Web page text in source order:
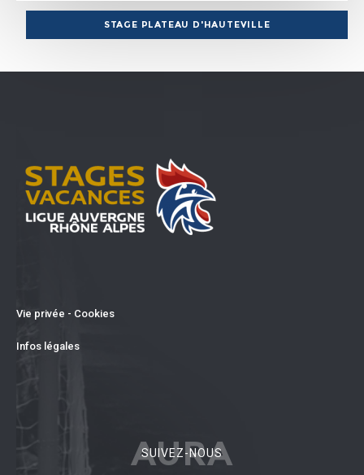
STAGE PLATEAU D'HAUTEVILLE
Vie privée - Cookies
Infos légales
AURA
SUIVEZ-NOUS